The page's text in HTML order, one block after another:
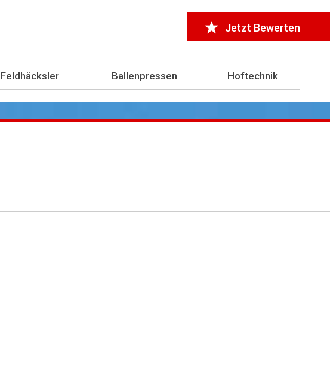
Jetzt Bewerten
Feldhäcksler Ballenpressen Hoftechnik